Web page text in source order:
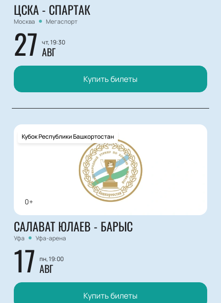
ЦСКА - СПАРТАК
Москва Мегаспорт
27 чт, 19:30
АВГ
Купить билеты
0+
Кубок Республики Башкортостан
САЛАВАТ ЮЛАЕВ - БАРЫС
Уфа Уфа-арена
17 пн, 19:00
АВГ
Купить билеты